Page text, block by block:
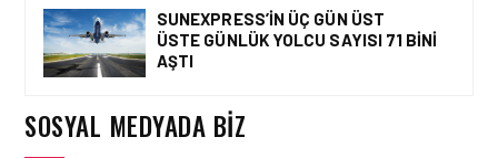
HAVAYOLU • 05 AĞU 2026
İŞ BIRLIĞI!
SUNEXPRESS’IN ÜÇ GÜN ÜST
ÜSTE GÜNLÜK YOLCU SAYISI 71 BINI
AŞTI
SOSYAL MEDYADA BIZ